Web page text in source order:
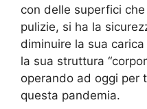
con delle superfici
pulizie, si ha la
diminuire la sua
la sua struttura
operando ad oggi per
questa pandemia.